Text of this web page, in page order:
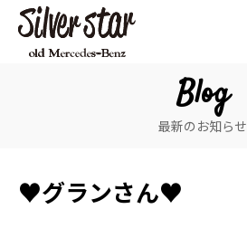
Blog
最新のお知らせ
♥グランさん♥